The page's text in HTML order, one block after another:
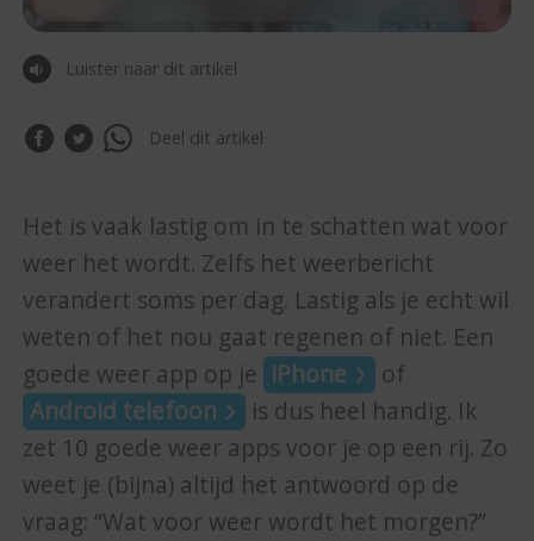
Luister naar dit artikel
Deel dit artikel
Het is vaak lastig om in te schatten wat voor
weer het wordt. Zelfs het weerbericht
verandert soms per dag. Lastig als je echt wil
weten of het nou gaat regenen of niet. Een
goede weer app op je iPhone
of
Android telefoon
is dus heel handig. Ik
zet 10 goede weer apps voor je op een rij. Zo
weet je (bijna) altijd het antwoord op de
vraag: “Wat voor weer wordt het morgen?”